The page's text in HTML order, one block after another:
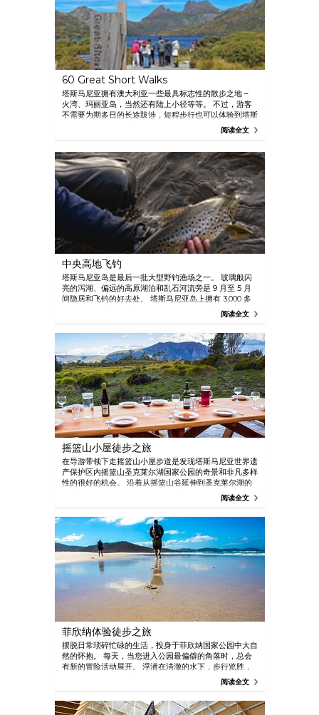
60 Great Short Walks
塔斯马尼亚拥有澳大利亚一些最具标志性的散步之地 –
火湾、玛丽亚岛，当然还有陆上小径等等。 不过，游客
不需要为期多日的长途跋涉，短程步行也可以体验到塔斯
马尼亚的精华。 沿着塔斯马尼亚著名的 60 Great Short
Walks 前进。 无论是步行 20 分钟还是几个小时，都有
阅读全文
中央高地飞钓
塔斯马尼亚岛是最后一批大型野钓渔场之一。 玻璃般闪
亮的泻湖、偏远的高原湖泊和乱石河流旁是 9 月至 5 月
间隐居和飞钓的好去处。 塔斯马尼亚岛上拥有 3,000 多
处湖泊、河流和溪流。 您会惊喜地发现河流湖泊中几乎
随处可见棕鳟和虹鳟。 复杂多变的地形也带来了一些令
人难忘的挑战。
阅读全文
摇篮山小屋徒步之旅
在导游带领下走摇篮山小屋步道是发现塔斯马尼亚世界遗
产保护区内摇篮山圣克莱尔湖国家公园的奇景和非凡多样
性的很好的机会。 沿着从摇篮山谷延伸到圣克莱尔湖的
标志性的陆上小径步行，一路饱览美景。 晚上，在舒适
的私人小屋中放松休息，享受热水淋浴和三道菜的餐点。
阅读全文
菲欣纳体验徒步之旅
摆脱日常琐碎忙碌的生活，投身于菲欣纳国家公园中大自
然的怀抱。 每天，当您进入公园最偏僻的角落时，总会
有新的冒险活动展开。 浮潜在清澈的水下，步行览胜，
在哈泽德山下酒杯湾白色的沙滩上散步。 晚上冲一个热
水淋浴、泡深浴，在壁炉旁啜饮葡萄酒。 在旅馆的图书
馆中静静地阅读，观看野生动物，享受主人准备的美味佳
肴。
阅读全文